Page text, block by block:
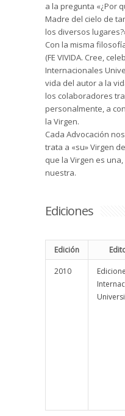
a la pregunta «¿Por
Madre del cielo de
los diversos
Con la misma
(FE VIVIDA. Cree,
Internacionales
vida del autor a la
los colaboradores
personalmente, a
la Virgen.
Cada Advocación
trata a «su» Virgen
que la Virgen es
nuestra.
Ediciones
Edición
2010